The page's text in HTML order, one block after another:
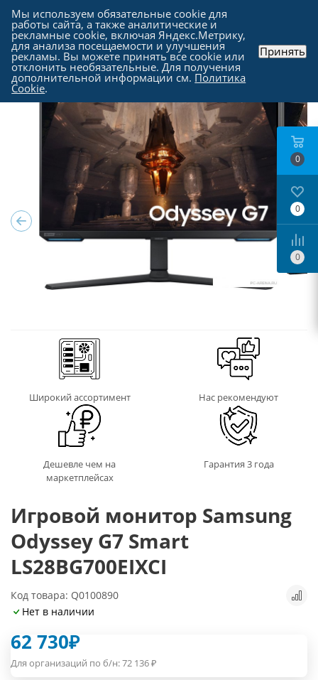
Каталог - Мониторы
Широкий ассортимент Нас рекомендуют
Дешевле чем на
маркетплейсах
Гарантия 3 года
Игровой монитор Samsung
Odyssey G7 Smart
LS28BG700EIXCI
Код товара: Q0100890
Нет в наличии
62 730₽
Для организаций по б/н:72 136₽
0
0
0
Мы используем обязательные cookie для
работы сайта, а также аналитические и
рекламные cookie, включая Яндекс.Метрику,
для анализа посещаемости и улучшения
рекламы. Вы можете принять все cookie или
отклонить необязательные. Для получения
дополнительной информации см. Политика
Cookie.
Принять